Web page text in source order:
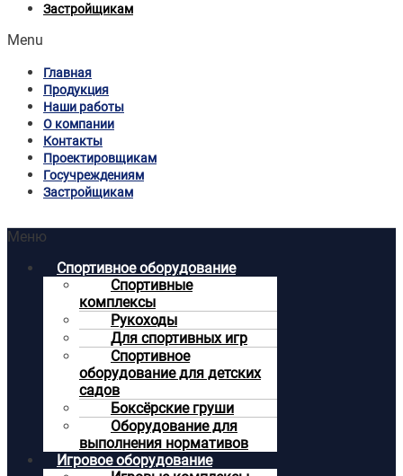
Застройщикам
Menu
Главная
Продукция
Наши работы
О компании
Контакты
Проектировщикам
Госучреждениям
Застройщикам
Меню
Спортивное оборудование
Спортивные
комплексы
Рукоходы
Для спортивных игр
Спортивное
оборудование для детских
садов
Боксёрские груши
Оборудование для
выполнения нормативов
Игровое оборудование